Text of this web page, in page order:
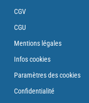
CGV
CGU
Mentions légales
Infos cookies
Paramètres des cookies
Confidentialité